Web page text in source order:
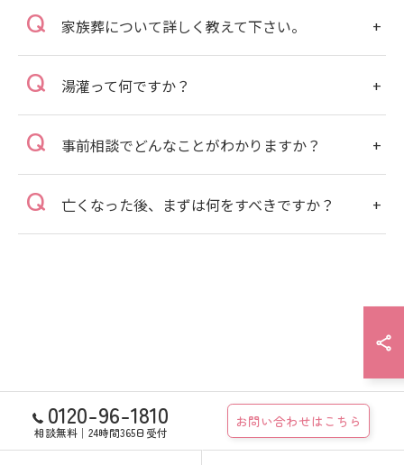
家族葬について詳しく教えて下さい。
湯灌って何ですか？
事前相談でどんなことがわかりますか？
亡くなった後、まずは何をすべきですか？
0120-96-1810
相談無料│24時間365日受付
お問い合わせはこちら